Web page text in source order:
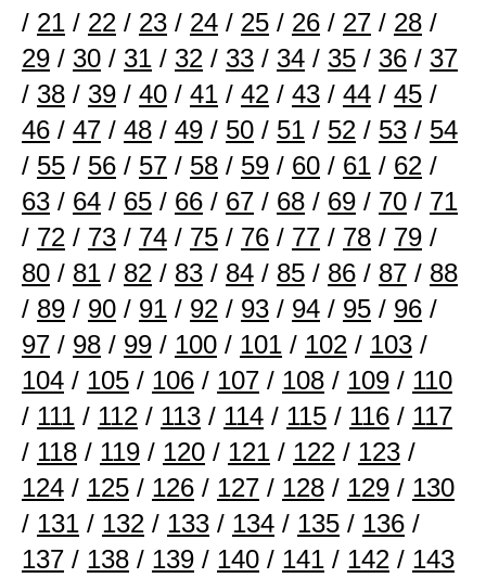
/ 21 / 22 / 23 / 24 / 25 / 26 / 27 / 28 /
29 / 30 / 31 / 32 / 33 / 34 / 35 / 36 / 37
/ 38 / 39 / 40 / 41 / 42 / 43 / 44 / 45 /
46 / 47 / 48 / 49 / 50 / 51 / 52 / 53 / 54
/ 55 / 56 / 57 / 58 / 59 / 60 / 61 / 62 /
63 / 64 / 65 / 66 / 67 / 68 / 69 / 70 / 71
/ 72 / 73 / 74 / 75 / 76 / 77 / 78 / 79 /
80 / 81 / 82 / 83 / 84 / 85 / 86 / 87 / 88
/ 89 / 90 / 91 / 92 / 93 / 94 / 95 / 96 /
97 / 98 / 99 / 100 / 101 / 102 / 103 /
104 / 105 / 106 / 107 / 108 / 109 / 110
/ 111 / 112 / 113 / 114 / 115 / 116 / 117
/ 118 / 119 / 120 / 121 / 122 / 123 /
124 / 125 / 126 / 127 / 128 / 129 / 130
/ 131 / 132 / 133 / 134 / 135 / 136 /
137 / 138 / 139 / 140 / 141 / 142 / 143